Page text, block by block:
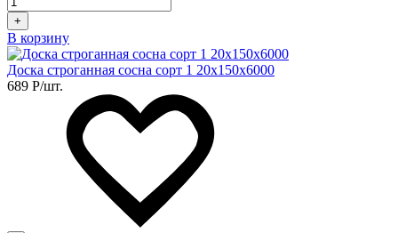
+
В корзину
Доска строганная сосна сорт 1 20х150х6000
689 Р/шт.